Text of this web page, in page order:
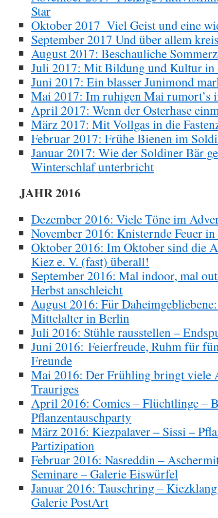
Star
Oktober 2017_Viel Geist und eine
September 2017 Und über allem
August 2017: Beschauliche
Juli 2017: Mit Bildung und Kultur in
Juni 2017: Ein blasser Junimond
Mai 2017: Im ruhigen Mai rumort’s
April 2017: Wenn der Osterhase
März 2017: Mit Vollgas in die
Februar 2017: Frühe Bienen im
Januar 2017: Wie der Soldiner Bär
Winterschlaf unterbricht
JAHR 2016
Dezember 2016: Viele Töne im
November 2016: Knisternde Feuer
Oktober 2016: Im Oktober sind die
Kiez e. V. (fast) überall!
September 2016: Mal indoor, mal
Herbst anschleicht
August 2016: Für
Mittelalter in Berlin
Juli 2016: Stühle rausstellen –
Juni 2016: Feierfreude, Ruhm für
Freunde
Mai 2016: Der Frühling bringt viele
Trauriges
April 2016: Comics – Flüchtlinge –
Pflanzentauschparty
März 2016: Kiezpalaver – Sissi –
Partizipation
Februar 2016: Nasreddin –
Seminare – Galerie Eiswürfel
Januar 2016: Tauschring –
Galerie PostArt